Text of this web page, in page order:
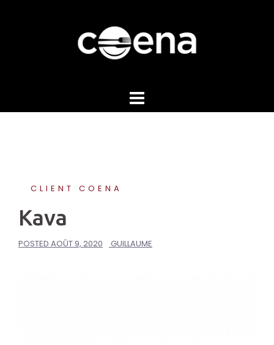
CLIENT COENA
Kava
POSTED AOÛT 9, 2020 GUILLAUME